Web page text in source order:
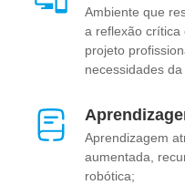
Ambiente que
a reflexão crítica
projeto
necessidades
Aprendizagem
aumentada,
robótica;